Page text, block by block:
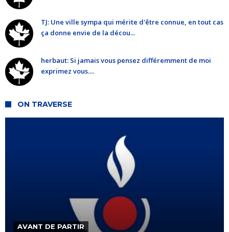
TJ: Une ville sympa qui mérite d'être connue, en tout cas
ça donne envie de la décou...
herbaut: Si jamais vous pensez différemment de moi
exprimez vous....
ON TRAVERSE
AVANT DE PARTIR